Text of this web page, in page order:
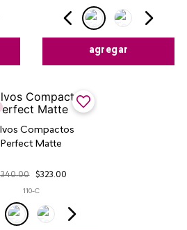
agregar
Compactos
Perfect Matte
340.00 $323.00
110-C